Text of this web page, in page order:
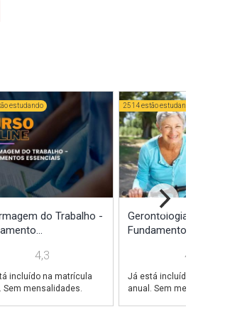
estudando
do Trabalho -
4,3
incluído na matrícula
Sem mensalidades.
2514 estão estudando
Gerontologia -
Fundamentos Essencia...
4,4
Já está incluído na matrícula
anual. Sem mensalidades.